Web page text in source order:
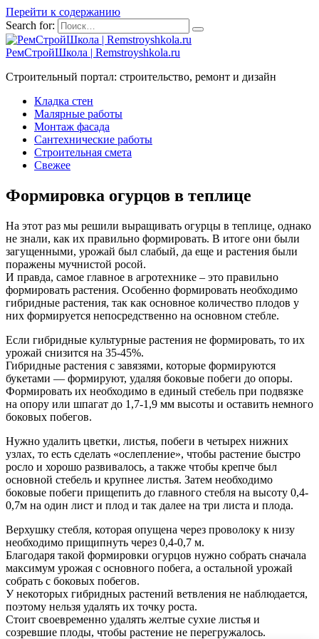
Перейти к содержанию
Search for:
РемСтройШкола | Remstroyshkola.ru
Строительный портал: строительство, ремонт и дизайн
Кладка стен
Малярные работы
Монтаж фасада
Сантехнические работы
Строительная смета
Свежее
Формировка огурцов в теплице
На этот раз мы решили выращивать огурцы в теплице, однако
не знали, как их правильно формировать. В итоге они были
загущенными, урожай был слабый, да еще и растения были
поражены мучнистой росой.
И правда, самое главное в агротехнике – это правильно
формировать растения. Особенно формировать необходимо
гибридные растения, так как основное количество плодов у
них формируется непосредственно на основном стебле.
Если гибридные культурные растения не формировать, то их
урожай снизится на 35-45%.
Гибридные растения с завязями, которые формируются
букетами — формируют, удаляя боковые побеги до опоры.
Формировать их необходимо в единый стебель при подвязке
на опору или шпагат до 1,7-1,9 мм высоты и оставить немного
боковых побегов.
Нужно удалить цветки, листья, побеги в четырех нижних
узлах, то есть сделать «ослепление», чтобы растение быстро
росло и хорошо развивалось, а также чтобы крепче был
основной стебель и крупнее листья. Затем необходимо
боковые побеги прищепить до главного стебля на высоту 0,4-
0,7м на один лист и плод и так далее на три листа и плода.
Верхушку стебля, которая опущена через проволоку к низу
необходимо прищипнуть через 0,4-0,7 м.
Благодаря такой формировки огурцов нужно собрать сначала
максимум урожая с основного побега, а остальной урожай
собрать с боковых побегов.
У некоторых гибридных растений ветвления не наблюдается,
поэтому нельзя удалять их точку роста.
Стоит своевременно удалять желтые сухие листья и
созревшие плоды, чтобы растение не перегружалось.